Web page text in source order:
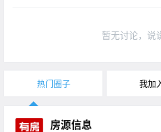
暂无讨论，说
热门圈子 我加
房源信息